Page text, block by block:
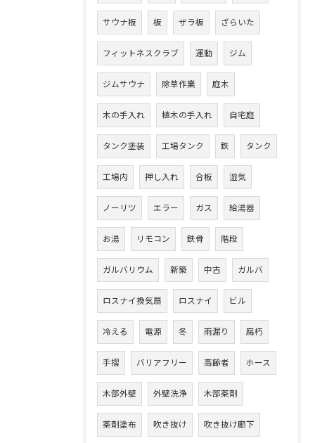
サウナ板 板 ザラ板 ざらいた
フィットネスクラブ 運動 ジム
ジムサウナ 除草作業 庭木
木の手入れ 植木の手入れ 自宅庭
タンク塗装 工場タンク 鉄 タンク
工場内 押し入れ 合板 湿気
ノーリツ エラー ガス 給湯器
お湯 リモコン 鉄骨 階段
ガルバリウム 新築 中古 ガルバ
ロスナイ換気扇 ロスナイ ビル
冷える 電源 冬 雨漏り 腐朽
手摺 バリアフリー 高齢者 ホース
木部外壁 外壁洗浄 木部薬剤
薬剤塗布 吹き抜け 吹き抜け廊下